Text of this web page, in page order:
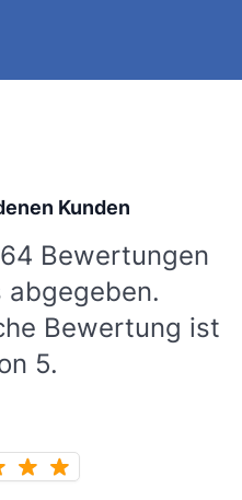
Kunden
Bewertungen
abgegeben.
Bewertung ist
5.